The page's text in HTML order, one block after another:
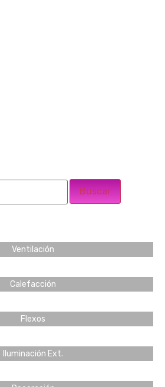
Ventilación
Calefacción
Flexos
Iluminación Ext.